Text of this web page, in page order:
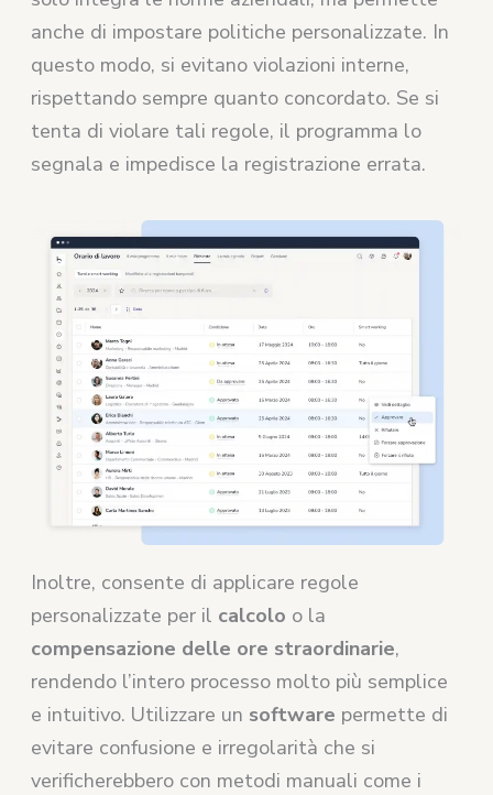
anche di impostare politiche personalizzate. In
questo modo, si evitano violazioni interne,
rispettando sempre quanto concordato. Se si
tenta di violare tali regole, il programma lo
segnala e impedisce la registrazione errata.
Inoltre, consente di applicare regole
personalizzate per il calcolo o la
compensazione delle ore straordinarie,
rendendo l’intero processo molto più semplice
e intuitivo. Utilizzare un software permette di
evitare confusione e irregolarità che si
verificherebbero con metodi manuali come i